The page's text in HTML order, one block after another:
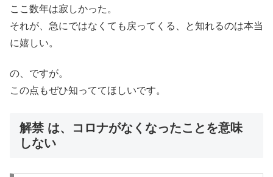
ここ数年は寂しかった。
それが、急にではなくても戻ってくる、と知れるのは本当
に嬉しい。
の、ですが。
この点もぜひ知っててほしいです。
解禁 は、コロナがなくなったことを意味
しない